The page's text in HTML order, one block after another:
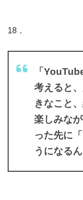
18．
「
考えると
きなこと
楽しみな
った先に
うになる